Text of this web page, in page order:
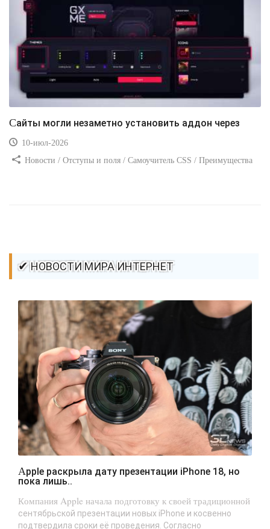
Сайты могли незаметно установить аддон через
10-июл-2026
Новости / Отступы и поля / Самоучитель CSS / Преимущества
✔ НОВОСТИ МИРА ИНТЕРНЕТ
Apple раскрыла дату презентации iPhone 18, но
пока лишь..
Компания Apple начала подготовку к своей традиционной
сентябрьской презентации новых iPhone и косвенно
подтвердила сроки её проведения. Согласно